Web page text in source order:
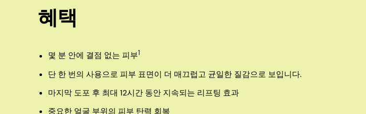
혜택
몇 분 안에 결점 없는 피부1
단 한 번의 사용으로 피부 표면이 더 매끄럽고 균일한 질감으로 보입니다.
마지막 도포 후 최대 12시간 동안 지속되는 리프팅 효과
중요한 얼굴 부위의 피부 탄력 회복